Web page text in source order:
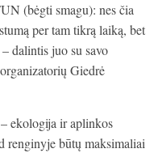
(bėgti smagu): nes čia
per tam tikrą laiką, bet
dalintis juo su savo
Giedrė
ekologija ir aplinkos
renginyje būtų maksimaliai